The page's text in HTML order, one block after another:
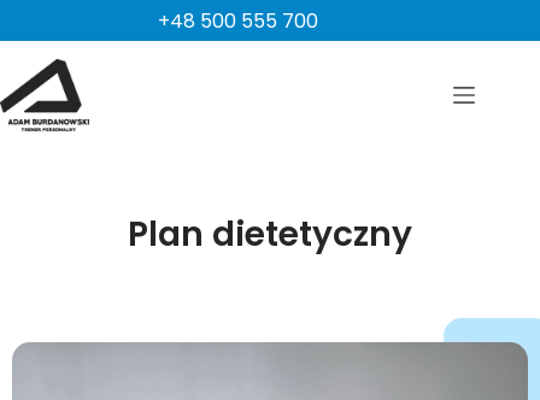
do
treści
+48 500 555 700
Plan dietetyczny